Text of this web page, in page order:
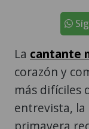
La cantante
corazón y
más difíciles
entrevista,